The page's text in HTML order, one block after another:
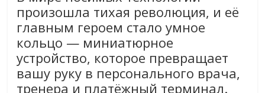
произошла тихая революция, и её
главным героем стало умное
кольцо — миниатюрное
устройство, которое превращает
вашу руку в персонального врача,
тренера и платёжный терминал.